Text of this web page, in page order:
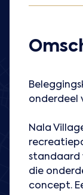
onderdeel
Nala
standaard
die
concept.